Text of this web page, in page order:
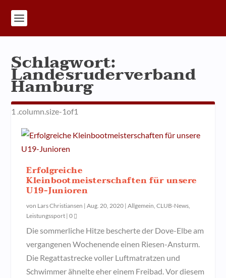
Schlagwort:
Landesruderverband
Hamburg
Erfolgreiche
Kleinbootmeisterschaften für unsere
U19-Junioren
von Lars Christiansen |Aug. 20, 2020 |Allgemein,CLUB-News,
Leistungssport |0
Die sommerliche Hitze bescherte der Dove-Elbe am
vergangenen Wochenende einen Riesen-Ansturm.
Die Regattastrecke voller Luftmatratzen und
Schwimmer ähnelte eher einem Freibad. Vor diesem